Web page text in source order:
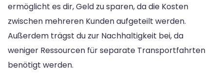
ermöglicht es dir, Geld zu sparen, da die Kosten
zwischen mehreren Kunden aufgeteilt werden.
Außerdem trägst du zur Nachhaltigkeit bei, da
weniger Ressourcen für separate Transportfahrten
benötigt werden.